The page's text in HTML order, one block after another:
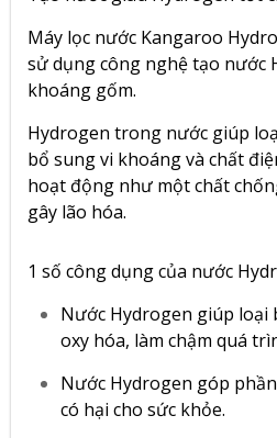
Máy lọc nước Kangaroo
sử dụng công nghệ tạo nước
khoáng gốm.
Hydrogen trong nước giúp
bổ sung vi khoáng và chất
hoạt động như một chất
gây lão hóa.
1 số công dụng của nước
Nước Hydrogen giúp loại
oxy hóa, làm chậm quá
Nước Hydrogen góp
có hại cho sức khỏe.